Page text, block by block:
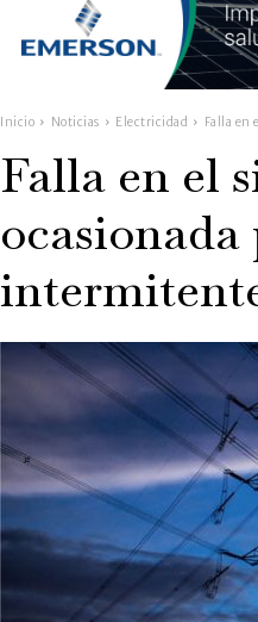
Inicio Noticias Electricidad Falla en
Falla en el